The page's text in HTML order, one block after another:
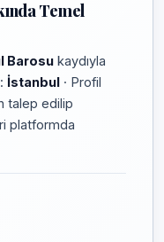
Temel
Barosu kaydıyla
İstanbul · Profil
talep edilip
platformda